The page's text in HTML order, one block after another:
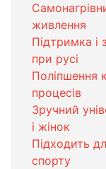
живлення
Підтримка і
при русі
Поліпшення
процесів
Зручний
і жінок
Підходить
спорту